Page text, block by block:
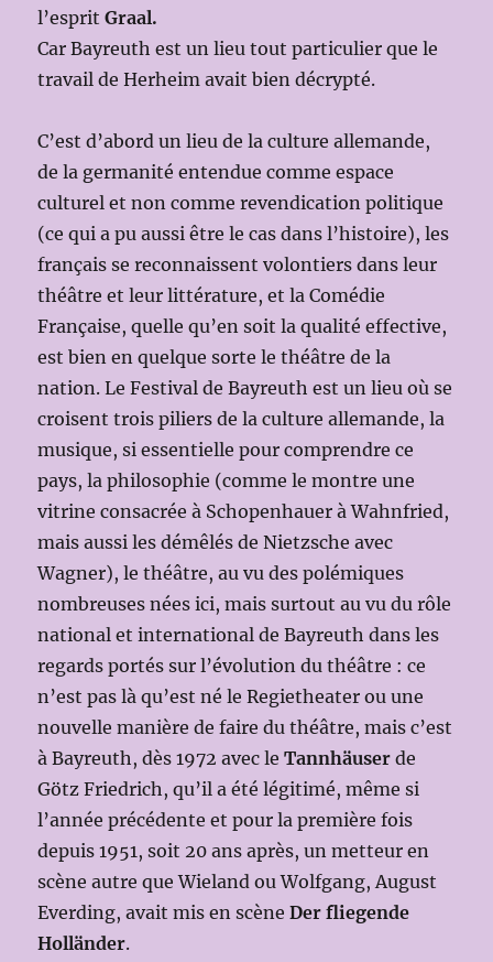
l’espritGraal.
Car Bayreuth est un lieu tout particulier que le
travail de Herheim avait bien décrypté.
C’est d’abord un lieu de la culture allemande,
de la germanité entendue comme espace
culturel et non comme revendication politique
(ce qui a pu aussi être le cas dans l’histoire), les
français se reconnaissent volontiers dans leur
théâtre et leur littérature, et la Comédie
Française, quelle qu’en soit la qualité effective,
est bien en quelque sorte le théâtre de la
nation. Le Festival de Bayreuth est un lieu où se
croisent trois piliers de la culture allemande, la
musique, si essentielle pour comprendre ce
pays, la philosophie (comme le montre une
vitrine consacrée à Schopenhauer à Wahnfried,
mais aussi les démêlés de Nietzsche avec
Wagner), le théâtre, au vu des polémiques
nombreuses nées ici, mais surtout au vu du rôle
national et international de Bayreuth dans les
regards portés sur l’évolution du théâtre : ce
n’est pas là qu’est né le Regietheater ou une
nouvelle manière de faire du théâtre, mais c’est
à Bayreuth, dès 1972 avec leTannhäuserde
Götz Friedrich, qu’il a été légitimé, même si
l’année précédente et pour la première fois
depuis 1951, soit 20 ans après, un metteur en
scène autre que Wieland ou Wolfgang, August
Everding, avait mis en scèneDer fliegende
Holländer.